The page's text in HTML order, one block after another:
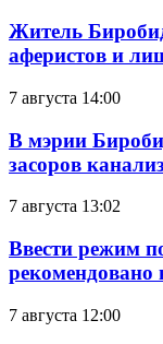
Житель
аферистов и
7 августа 14:00
В мэрии
засоров
7 августа 13:02
Ввести режим
рекомендовано
7 августа 12:00